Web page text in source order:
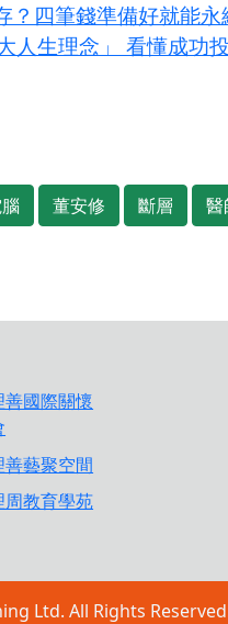
？四筆錢準備好就能永
人生理念」 看懂成功
董安修 斷層 醫
Ltd. All Rights